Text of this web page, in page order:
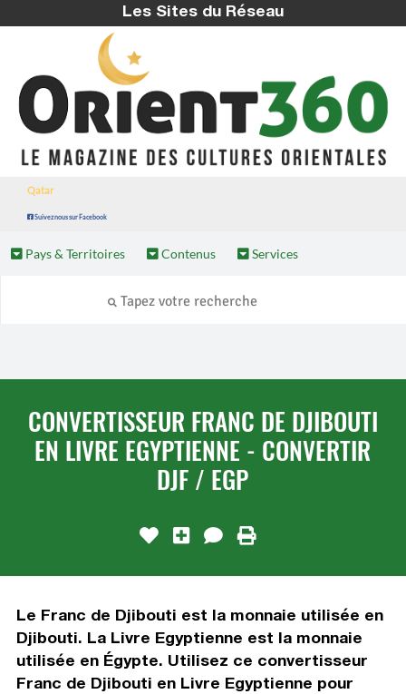
Les Sites du Réseau
Qatar
Suivez nous sur Facebook
Pays & Territoires Contenus Services
CONVERTISSEUR FRANC DE DJIBOUTI
EN LIVRE EGYPTIENNE - CONVERTIR
DJF / EGP
Le Franc de Djibouti est la monnaie utilisée en
Djibouti. La Livre Egyptienne est la monnaie
utilisée en Égypte. Utilisez ce convertisseur
Franc de Djibouti en Livre Egyptienne pour